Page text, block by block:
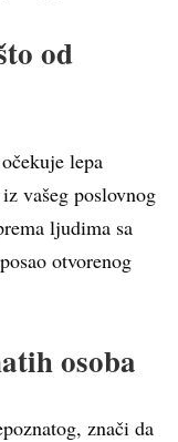
od
lepa
vašeg poslovnog
ljudima sa
otvorenog
osoba
znači da